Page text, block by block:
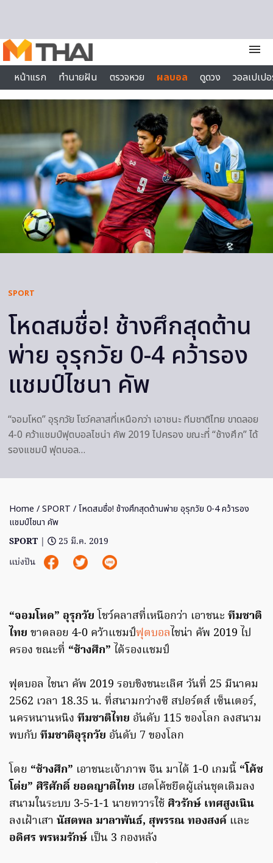
menu
หน้าแรก
ทำนายฝัน ตรวจหวย ผลบอล ดูดวง
วอลเปเป
ไลฟ์สไตล์
SPORT
โหดสมชื่อ! ช้างศึกสุดต้าน
พ่าย อุรุกวัย 0-4 คว้ารอง
แชมป์ไชนา คัพ
“จอมโหด” อุรุกวัย โชว์คลาสที่เหนือกว่า เอาชนะ ทีมชาติไทย ขาดลอย
4-0 คว้าแชมป์ฟุตบอลไชน่า คัพ 2019 ไปครอง ขณะที่ “ช้างศึก” ได้
รองแชมป์ ฟุตบอล…
Home /SPORT / โหดสมชื่อ! ช้างศึกสุดต้านพ่าย อุรุกวัย 0-4 คว้ารอง
แชมป์ไชนา คัพ
SPORT |
25 มี.ค. 2019
แบ่งปัน
“จอมโหด” อุรุกวัย โชว์คลาสที่เหนือกว่า เอาชนะ ทีมชาติ
ไทย ขาดลอย 4-0 คว้าแชมป์ฟุตบอลไชน่า คัพ 2019 ไป
ครอง ขณะที่ “ช้างศึก” ได้รองแชมป์
ฟุตบอล ไชนา คัพ 2019 รอบชิงชนะเลิศ วันที่ 25 มีนาคม
2562 เวลา 18.35 น. ที่สนามกว่างซี สปอร์ตส์ เซ็นเตอร์,
นครหนานหนิง ทีมชาติไทย อันดับ 115 ของโลก ลงสนาม
พบกับ ทีมชาติอุรุกวัย อันดับ 7 ของโลก
โดย “ช้างศึก” เอาชนะเจ้าภาพ จีน มาได้ 1-0 เกมนี้ “โค้ช
โต่ย” ศิริศักดิ์ ยอดญาติไทย เฮดโค้ชยึดผู้เล่นชุดเดิมลง
สนามในระบบ 3-5-1-1 นายทวารใช้ ศิวรักษ์ เทศสูงเนิน
ลงเฝ้าเสา นัสตพล มาลาพันธ์, สุพรรณ ทองสงค์ และ
อดิศร พรหมรักษ์ เป็น 3 กองหลัง